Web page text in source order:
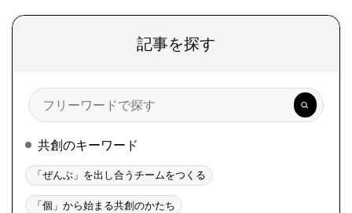
記事を探す
検
索
共創のキーワード
「ぜんぶ」を出し合うチームをつくる
「個」から始まる共創のかたち